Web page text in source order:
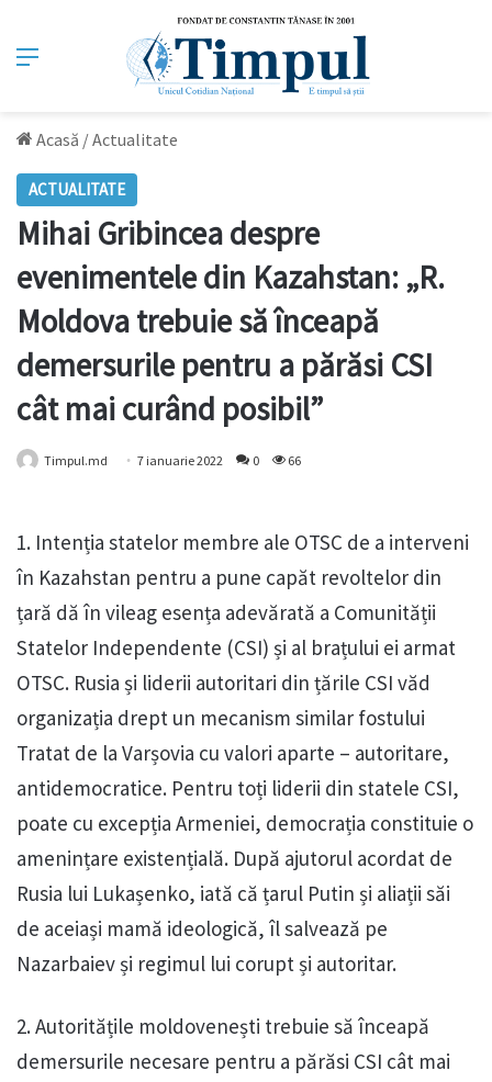
Meniu
Acasă /Actualitate
ACTUALITATE
Mihai Gribincea despre
evenimentele din Kazahstan: „R.
Moldova trebuie să înceapă
demersurile pentru a părăsi CSI
cât mai curând posibil”
Timpul.md 7 ianuarie 2022 0 66
1. Intenția statelor membre ale OTSC de a interveni
în Kazahstan pentru a pune capăt revoltelor din
țară dă în vileag esența adevărată a Comunității
Statelor Independente (CSI) și al brațului ei armat
OTSC. Rusia și liderii autoritari din țările CSI văd
organizația drept un mecanism similar fostului
Tratat de la Varșovia cu valori aparte – autoritare,
antidemocratice. Pentru toți liderii din statele CSI,
poate cu excepția Armeniei, democrația constituie o
amenințare existențială. După ajutorul acordat de
Rusia lui Lukașenko, iată că țarul Putin și aliații săi
de aceiași mamă ideologică, îl salvează pe
Nazarbaiev și regimul lui corupt și autoritar.
2. Autoritățile moldovenești trebuie să înceapă
demersurile necesare pentru a părăsi CSI cât mai